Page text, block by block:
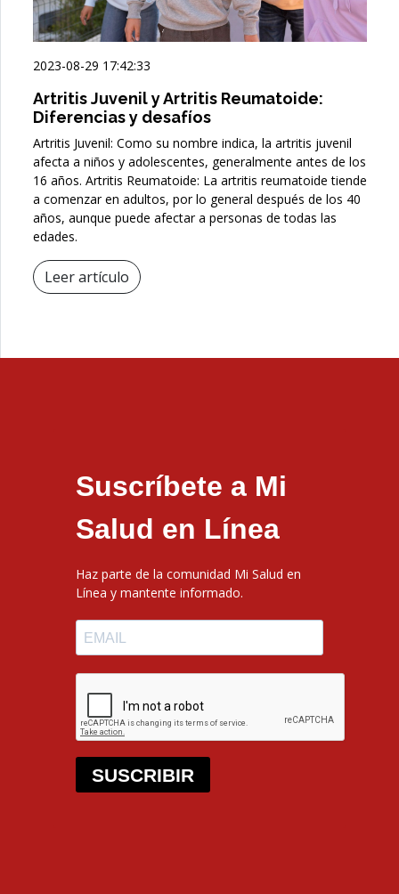
2023-08-29 17:42:33
Artritis Juvenil y Artritis Reumatoide:
Diferencias y desafíos
Artritis Juvenil: Como su nombre indica, la artritis juvenil
afecta a niños y adolescentes, generalmente antes de los
16 años. Artritis Reumatoide: La artritis reumatoide tiende
a comenzar en adultos, por lo general después de los 40
años, aunque puede afectar a personas de todas las
edades.
Leer artículo
Suscríbete a Mi
Salud en Línea
Haz parte de la comunidad Mi Salud en
Línea y mantente informado.
SUSCRIBIR